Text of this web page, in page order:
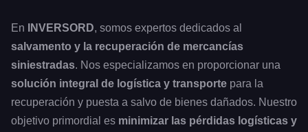
En INVERSORD, somos expertos dedicados al
salvamento y la recuperación de mercancías
siniestradas. Nos especializamos en proporcionar una
solución integral de logística y transporte para la
recuperación y puesta a salvo de bienes dañados. Nuestro
objetivo primordial es minimizar las pérdidas logísticas y